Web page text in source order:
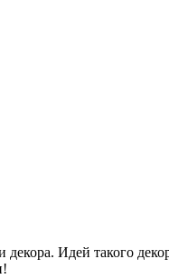
Идей такого